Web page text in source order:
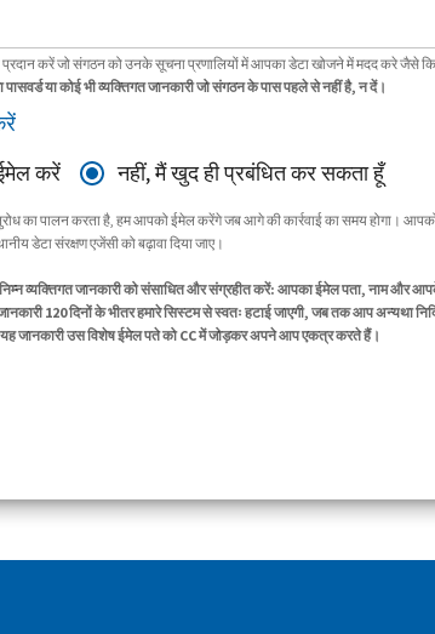
करें जो संगठन को उनके सूचना प्रणालियों में आपका डेटा खोजने में मदद करे जैसे कि
या कोई भी व्यक्तिगत जानकारी जो संगठन के पास पहले से नहीं है, न दें।
करें
नहीं, मैं खुद ही प्रबंधित कर सकता हूँ
का पालन करता है, हम आपको ईमेल करेंगे जब आगे की कार्रवाई का समय होगा। आपको
डेटा संरक्षण एजेंसी को बढ़ावा दिया जाए।
व्यक्तिगत जानकारी को संसाधित और संग्रहीत करें: आपका ईमेल पता, नाम और
120 दिनों के भीतर हमारे सिस्टम से स्वतः हटाई जाएगी, जब तक आप अन्यथा
जानकारी उस विशेष ईमेल पते को CC में जोड़कर अपने आप एकत्र करते हैं।